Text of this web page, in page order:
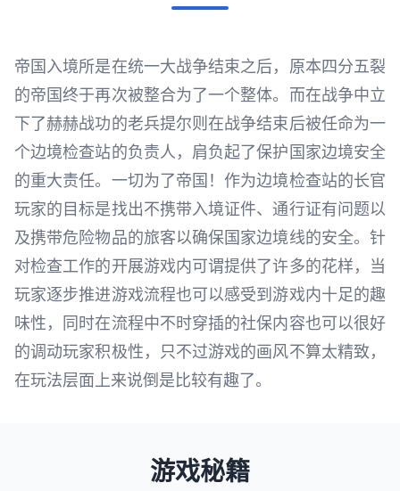
帝国入境所是在统一大战争结束之后，原本四分五裂
的帝国终于再次被整合为了一个整体。而在战争中立
下了赫赫战功的老兵提尔则在战争结束后被任命为一
个边境检查站的负责人，肩负起了保护国家边境安全
的重大责任。一切为了帝国！作为边境检查站的长官
玩家的目标是找出不携带入境证件、通行证有问题以
及携带危险物品的旅客以确保国家边境线的安全。针
对检查工作的开展游戏内可谓提供了许多的花样，当
玩家逐步推进游戏流程也可以感受到游戏内十足的趣
味性，同时在流程中不时穿插的社保内容也可以很好
的调动玩家积极性，只不过游戏的画风不算太精致，
在玩法层面上来说倒是比较有趣了。
游戏秘籍